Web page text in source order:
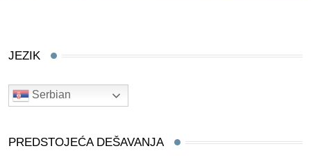
JEZIK
Serbian
PREDSTOJEĆA DEŠAVANJA